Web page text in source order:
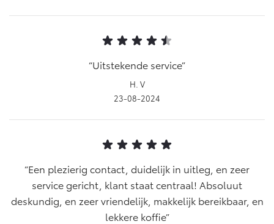
Uitstekende service
H. V
23-08-2024
Een plezierig contact, duidelijk in uitleg, en zeer
service gericht, klant staat centraal! Absoluut
deskundig, en zeer vriendelijk, makkelijk bereikbaar, en
lekkere koffie